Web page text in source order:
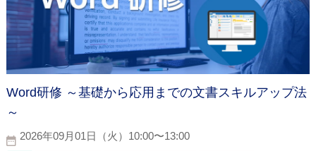
Word研修 ～基礎から応用までの文書スキルアップ法
～
2026年09月01日（火）10:00〜13:00